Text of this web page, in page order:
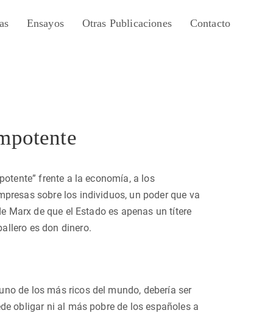
Ensayos Otras Publicaciones Contacto
frente a la economía, a los
sobre los individuos, un poder que va
Marx de que el Estado es apenas un títere
es don dinero.
de los más ricos del mundo, debería ser
obligar ni al más pobre de los españoles a